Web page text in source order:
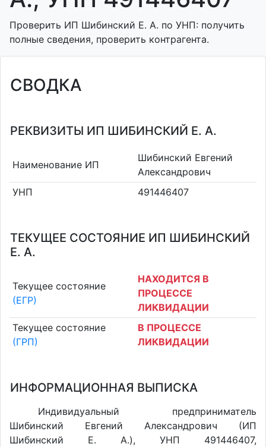
Проверить ИП Шибинский Е. А. по УНП: получить
полные сведения, проверить контрагента.
СВОДКА
РЕКВИЗИТЫ ИП ШИБИНСКИЙ Е. А.
Наименование ИП
Шибинский Евгений
Александрович
УНП
491446407
ТЕКУЩЕЕ СОСТОЯНИЕ ИП ШИБИНСКИЙ
Е. А.
Текущее состояние
(ЕГР)
НАХОДИТСЯ В
ПРОЦЕССЕ
ЛИКВИДАЦИИ
Текущее состояние
(ГРП)
В ПРОЦЕССЕ
ЛИКВИДАЦИИ
ИНФОРМАЦИОННАЯ ВЫПИСКА
Индивидуальный предприниматель
Шибинский Евгений Александрович (ИП
Шибинский Е. А.), УНП 491446407,